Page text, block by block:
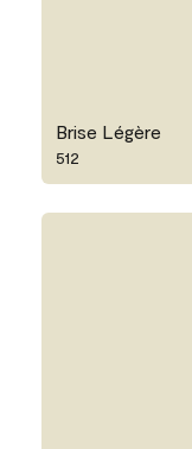
Brise Légère
512